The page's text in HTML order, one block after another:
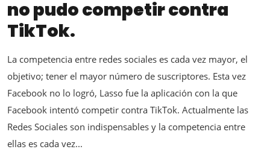
no pudo competir contra
TikTok.
La competencia entre redes sociales es cada vez mayor, el
objetivo; tener el mayor número de suscriptores. Esta vez
Facebook no lo logró, Lasso fue la aplicación con la que
Facebook intentó competir contra TikTok. Actualmente las
Redes Sociales son indispensables y la competencia entre
ellas es cada vez...